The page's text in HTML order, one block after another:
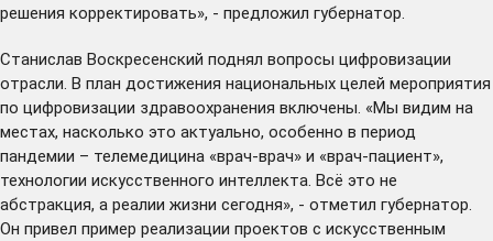
решения корректировать», - предложил губернатор.
Станислав Воскресенский поднял вопросы цифровизации
отрасли. В план достижения национальных целей мероприятия
по цифровизации здравоохранения включены. «Мы видим на
местах, насколько это актуально, особенно в период
пандемии – телемедицина «врач-врач» и «врач-пациент»,
технологии искусственного интеллекта. Всё это не
абстракция, а реалии жизни сегодня», - отметил губернатор.
Он привел пример реализации проектов с искусственным